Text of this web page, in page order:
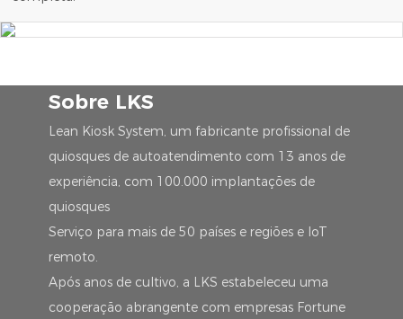
Sobre LKS
Lean Kiosk System, um fabricante profissional de
quiosques de autoatendimento com 13 anos de
experiência, com 100.000 implantações de
quiosques
Serviço para mais de 50 países e regiões e IoT
remoto.
Após anos de cultivo, a LKS estabeleceu uma
cooperação abrangente com empresas Fortune